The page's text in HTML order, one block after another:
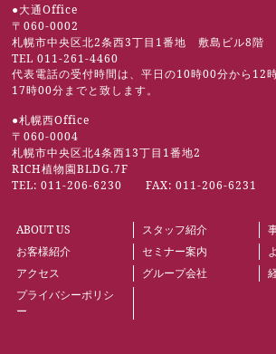
●大通Office
〒060-0002
札幌市中央区北2条西3丁目1番地 敷島ビル8階
TEL 011-261-4460
代表電話の受付時間は、平日の10時00分から12
17時00分までと致します。
●札幌西Office
〒060-0004
札幌市中央区北4条西13丁目1番地2
RICH植物園BLDG.7F
TEL: 011-206-6230 FAX: 011-206-6231
ABOUT US スタッフ紹介
お客様紹介
セミナー案内
アクセス
グループ会社
プライバシーポリシ
ー